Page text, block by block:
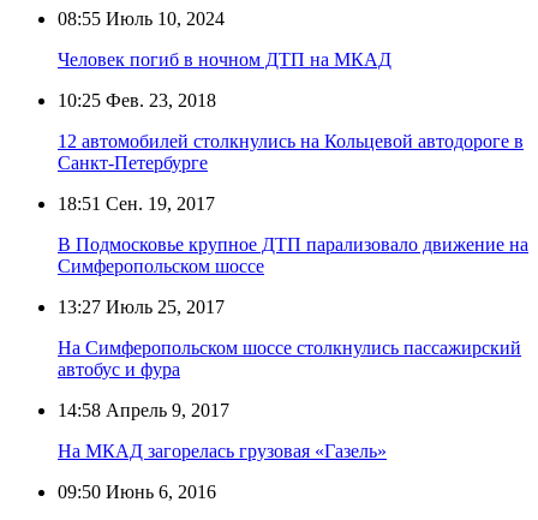
08:55 Июль 10, 2024
Человек погиб в ночном ДТП на МКАД
10:25 Фев. 23, 2018
12 автомобилей столкнулись на Кольцевой автодороге в
Санкт-Петербурге
18:51 Сен. 19, 2017
В Подмосковье крупное ДТП парализовало движение на
Симферопольском шоссе
13:27 Июль 25, 2017
На Симферопольском шоссе столкнулись пассажирский
автобус и фура
14:58 Апрель 9, 2017
На МКАД загорелась грузовая «Газель»
09:50 Июнь 6, 2016